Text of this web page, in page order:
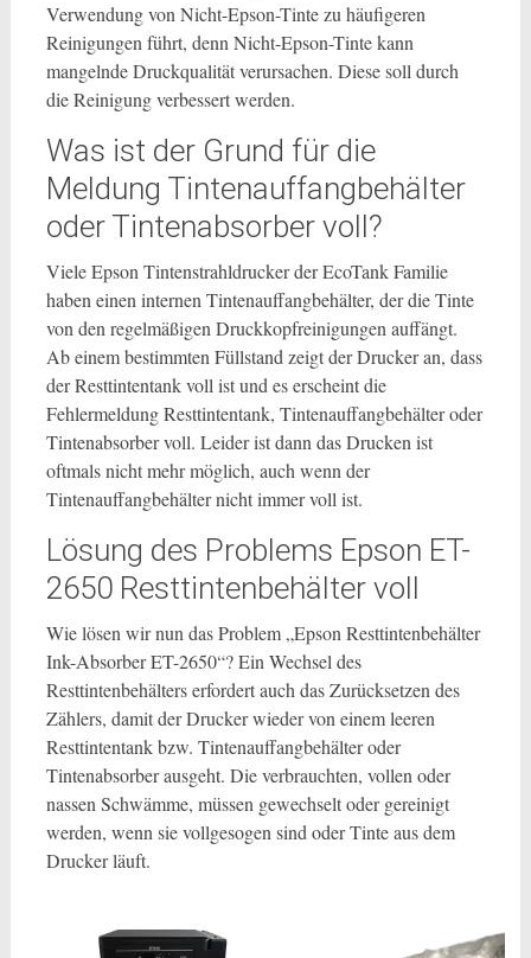
Verwendung von Nicht-Epson-Tinte zu häufigeren
Reinigungen führt, denn Nicht-Epson-Tinte kann
mangelnde Druckqualität verursachen. Diese soll durch
die Reinigung verbessert werden.
Was ist der Grund für die
Meldung Tintenauffangbehälter
oder Tintenabsorber voll?
Viele Epson Tintenstrahldrucker der EcoTank Familie
haben einen internen Tintenauffangbehälter, der die Tinte
von den regelmäßigen Druckkopfreinigungen auffängt.
Ab einem bestimmten Füllstand zeigt der Drucker an, dass
der Resttintentank voll ist und es erscheint die
Fehlermeldung Resttintentank, Tintenauffangbehälter oder
Tintenabsorber voll. Leider ist dann das Drucken ist
oftmals nicht mehr möglich, auch wenn der
Tintenauffangbehälter nicht immer voll ist.
Lösung des Problems Epson ET-
2650 Resttintenbehälter voll
Wie lösen wir nun das Problem „Epson Resttintenbehälter
Ink-Absorber ET-2650“? Ein Wechsel des
Resttintenbehälters erfordert auch das Zurücksetzen des
Zählers, damit der Drucker wieder von einem leeren
Resttintentank bzw. Tintenauffangbehälter oder
Tintenabsorber ausgeht. Die verbrauchten, vollen oder
nassen Schwämme, müssen gewechselt oder gereinigt
werden, wenn sie vollgesogen sind oder Tinte aus dem
Drucker läuft.